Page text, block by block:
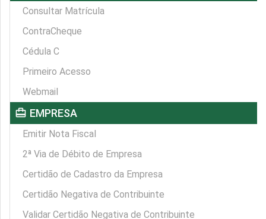
Consultar Matrícula
ContraCheque
Cédula C
Primeiro Acesso
Webmail
card_travel EMPRESA
Emitir Nota Fiscal
2ª Via de Débito de Empresa
Certidão de Cadastro da Empresa
Certidão Negativa de Contribuinte
Validar Certidão Negativa de Contribuinte